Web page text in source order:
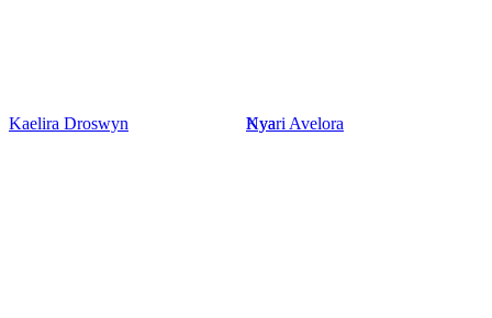
Kaelira Droswyn Kya
Nyari Avelora